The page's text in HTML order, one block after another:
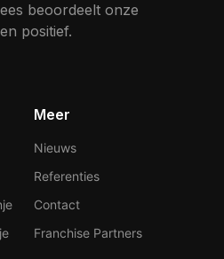
beoordeelt onze
positief.
Meer
Nieuws
Referenties
Contact
Franchise Partners